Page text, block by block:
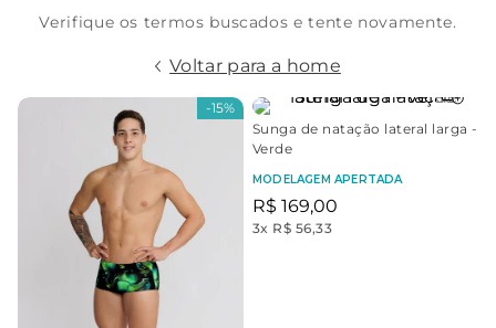
Verifique os termos buscados e tente novamente.
Voltar para a home
-15%
Sunga de natação lateral larga -
Verde
MODELAGEM APERTADA
R$ 169,00
3x R$ 56,33